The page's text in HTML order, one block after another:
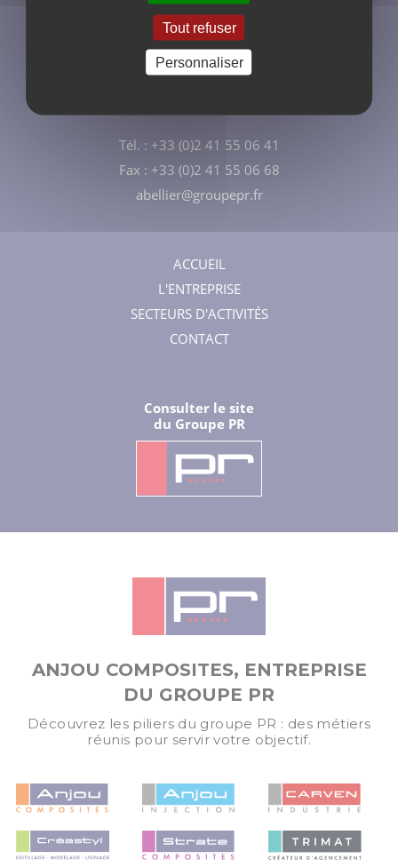
ANJOU COMPOSITES
ZI du Pré Avrin
Tél. : +33 (0)2 41 55 06 41
Fax : +33 (0)2 41 55 06 68
abellier@groupepr.fr
ACCUEIL
L'ENTREPRISE
SECTEURS D'ACTIVITÉS
CONTACT
Consulter le site
du Groupe PR
ANJOU COMPOSITES, ENTREPRISE
DU GROUPE PR
Découvrez les piliers du groupe PR : des métiers
réunis pour servir votre objectif.
Tout refuser
Personnaliser